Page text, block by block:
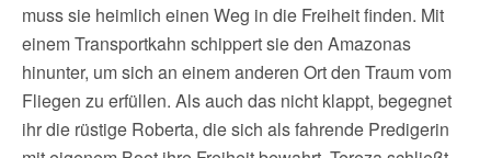
muss sie heimlich einen Weg in die Freiheit finden. Mit
einem Transportkahn schippert sie den Amazonas
hinunter, um sich an einem anderen Ort den Traum vom
Fliegen zu erfüllen. Als auch das nicht klappt, begegnet
ihr die rüstige Roberta, die sich als fahrende Predigerin